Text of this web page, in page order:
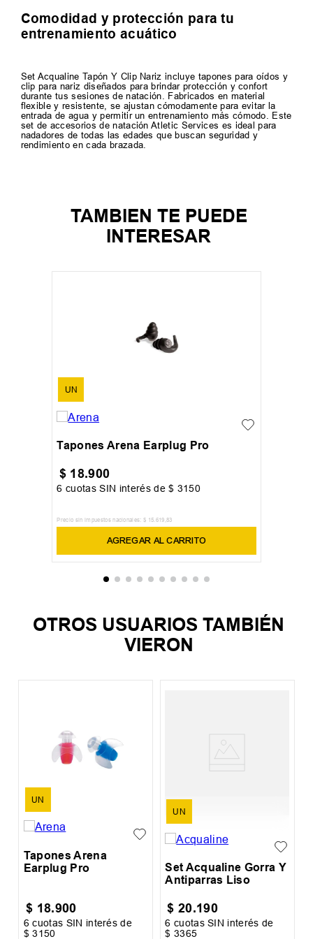
Comodidad y protección para tu
entrenamiento acuático
Set Acqualine Tapón Y Clip Nariz incluye tapones para oídos y
clip para nariz diseñados para brindar protección y confort
durante tus sesiones de natación. Fabricados en material
flexible y resistente, se ajustan cómodamente para evitar la
entrada de agua y permitir un entrenamiento más cómodo. Este
set de accesorios de natación Atletic Services es ideal para
nadadores de todas las edades que buscan seguridad y
rendimiento en cada brazada.
TAMBIEN TE PUEDE
INTERESAR
UN
Tapones Arena Earplug Pro
$ 18.900
6 cuotas SIN interés de$ 3150
Precio sin impuestos nacionales: $ 15.619 ,83
AGREGAR AL CARRITO
OTROS USUARIOS TAMBIÉN
VIERON
UN
Tapones Arena
Earplug Pro
$ 18.900
6 cuotas SIN interés de
$ 3150
UN
Set Acqualine Gorra Y
Antiparras Liso
$ 20.190
6 cuotas SIN interés de
$ 3365